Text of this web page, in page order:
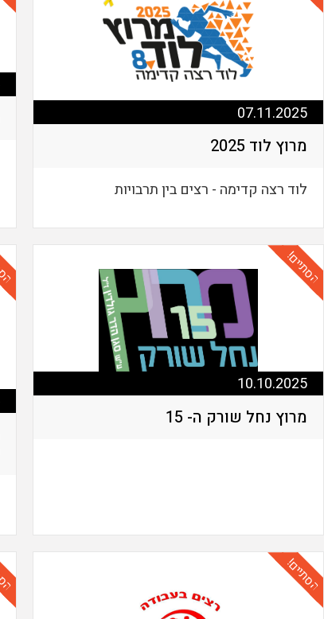
מרוץ לוד 2025
07.11.2025
לוד רצה קדימה - רצים בין תרבויות
מרוץ נחל שורק ה- 15
הסתיים!
10.10.2025
הסתיים!